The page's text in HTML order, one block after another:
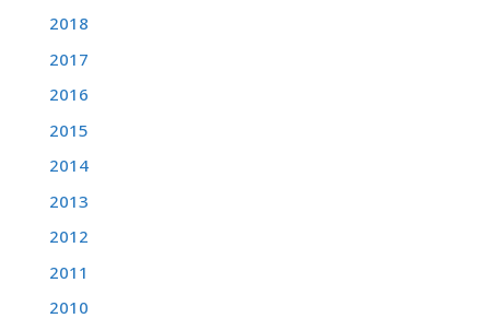
2018
2017
2016
2015
2014
2013
2012
2011
2010